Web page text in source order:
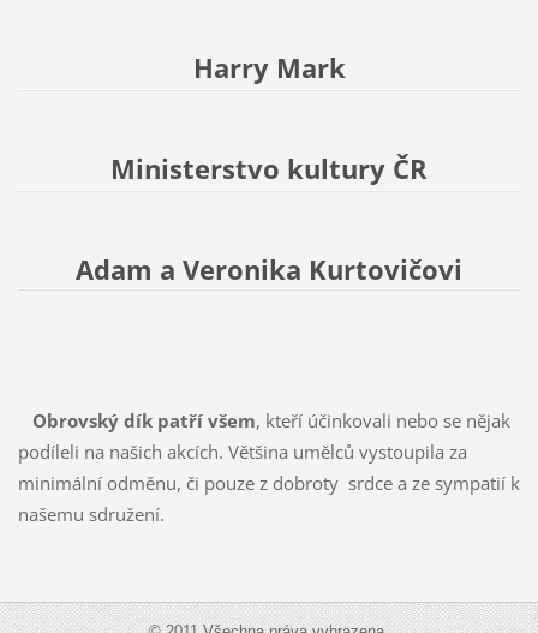
Harry Mark
Ministerstvo kultury ČR
Adam a Veronika Kurtovičovi
Obrovský dík patří všem, kteří účinkovali nebo se nějak
podíleli na našich akcích. Většina umělců vystoupila za
minimální odměnu, či pouze z dobroty srdce a ze sympatií k
našemu sdružení.